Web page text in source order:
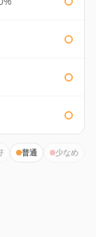
普通 少なめ